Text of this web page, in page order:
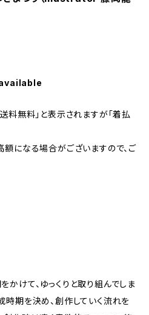
料無料」と表示されますが「着払
額になる場合がございますので、ご
けて、ゆっくりと取り組んでしま
時期を決め、創作していく流れを